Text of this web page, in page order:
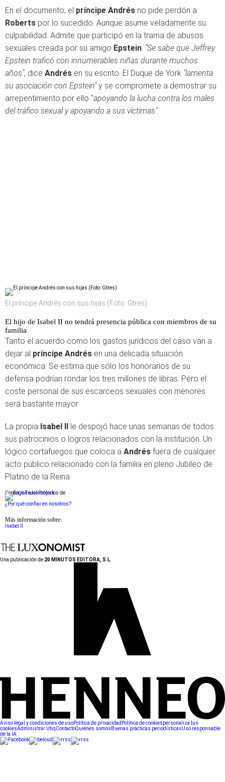
En el documento, el príncipe Andrés no pide perdón a
Roberts por lo sucedido. Aunque asume veladamente su
culpabilidad. Admite que participó en la trama de abusos
sexuales creada por su amigo Epstein. "Se sabe que Jeffrey
Epstein traficó con innumerables niñas durante muchos
años", dice Andrés en su escrito. El Duque de York "lamenta
su asociación con Epstein"y se compromete a demostrar su
arrepentimiento por ello "apoyando la lucha contra los males
del tráfico sexual y apoyando a sus víctimas".
El príncipe Andrés con sus hijas (Foto: Gtres)
El hijo de Isabel II no tendrá presencia pública con miembros de su
familia
Tanto el acuerdo como los gastos jurídicos del caso van a
dejar al príncipe Andrés en una delicada situación
económica. Se estima que sólo los honorarios de su
defensa podrían rondar los tres millones de libras. Pero el
coste personal de sus escarceos sexuales con menores
será bastante mayor.
La propia Isabel II le despojó hace unas semanas de todos
sus patrocinios o logros relacionados con la institución. Un
lógico cortafuegos que coloca a Andrés fuera de cualquier
acto público relacionado con la familia en pleno Jubileo de
Platino de la Reina.
Conforme a los criterios de
¿Por qué confiar en nosotros?
Más información sobre:
Isabel II
Una publicación de:20 MINUTOS EDITORA, S.L.
Aviso legal y condiciones de usoPolítica de privacidad Política de cookiespersonaliza tus
cookiesAdministrar UtiqContactoQuiénes somos Buenas prácticas periodísticasUso responsable
de la IA